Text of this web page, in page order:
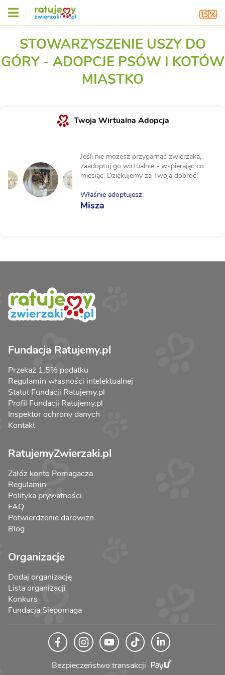
STOWARZYSZENIE USZY DO
GÓRY - ADOPCJE PSÓW I KOTÓW
MIASTKO
Twoja Wirtualna Adopcja
Jeśli nie możesz przygarnąć zwierzaka,
zaadoptuj go wirtualnie - wspierając co
miesiąc. Dziękujemy za Twoją dobroć!
Właśnie adoptujesz:
Misza
Fundacja Ratujemy.pl
Przekaż 1,5% podatku
Regulamin własności intelektualnej
Statut Fundacji Ratujemy.pl
Profil Fundacji Ratujemy.pl
Inspektor ochrony danych
Kontakt
RatujemyZwierzaki.pl
Załóż konto Pomagacza
Regulamin
Polityka prywatności
FAQ
Potwierdzenie darowizn
Blog
Organizacje
Dodaj organizację
Lista organizacji
Konkurs
Fundacja Siepomaga
Bezpieczeństwo transakcji